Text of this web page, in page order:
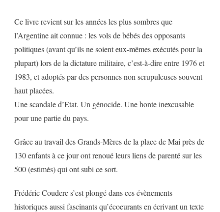
NE
LA
NUIT »
FRÉDÉRIC
COUDERC…
Ce livre revient sur les années les plus sombres que
l’Argentine ait connue : les vols de bébés des opposants
politiques (avant qu’ils ne soient eux-mêmes exécutés pour la
plupart) lors de la dictature militaire, c’est-à-dire entre 1976 et
1983, et adoptés par des personnes non scrupuleuses souvent
haut placées.
Une scandale d’Etat. Un génocide. Une honte inexcusable
pour une partie du pays.
Grâce au travail des Grands-Mères de la place de Mai près de
130 enfants à ce jour ont renoué leurs liens de parenté sur les
500 (estimés) qui ont subi ce sort.
Frédéric Couderc s’est plongé dans ces évènements
historiques aussi fascinants qu’écoeurants en écrivant un texte